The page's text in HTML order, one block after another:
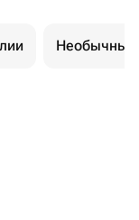
Необычные